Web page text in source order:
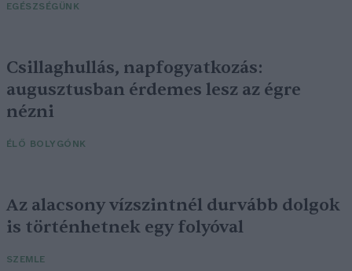
EGÉSZSÉGÜNK
Csillaghullás, napfogyatkozás:
augusztusban érdemes lesz az égre
nézni
ÉLŐ BOLYGÓNK
Az alacsony vízszintnél durvább dolgok
is történhetnek egy folyóval
SZEMLE